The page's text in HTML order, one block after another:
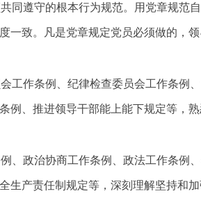
同遵守的根本行为规范。用党章规范
一致。凡是党章规定党员必须做的，
工作条例、纪律检查委员会工作条例
例、推进领导干部能上能下规定等，
、政治协商工作条例、政法工作条例
生产责任制规定等，深刻理解坚持和